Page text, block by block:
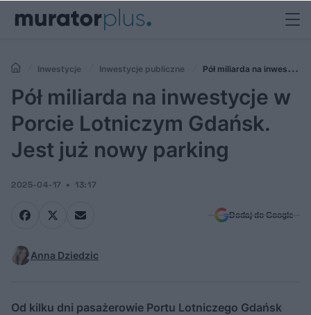
Inwestycje Inwestycje publiczne
Pół miliarda na inwestycje
w Porcie Lotniczym Gdańsk. Jest już nowy parking
Pół miliarda na inwestycje w
Porcie Lotniczym Gdańsk.
Jest już nowy parking
2025-04-17 13:17
Dodaj do Google
Anna Dziedzic
Od kilku dni pasażerowie Portu Lotniczego Gdańsk